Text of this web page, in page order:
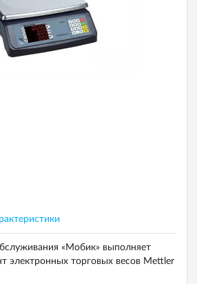
«Мобик» выполняет
электронных торговых весов Mettler